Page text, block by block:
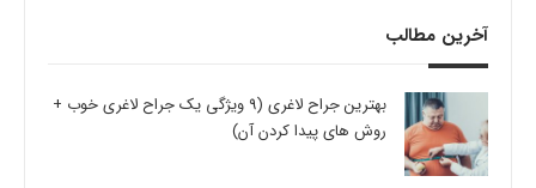
آخرین مطالب
بهترین جراح لاغری (9 ویژگی یک جراح لاغری خوب +
روش های پیدا کردن آن)